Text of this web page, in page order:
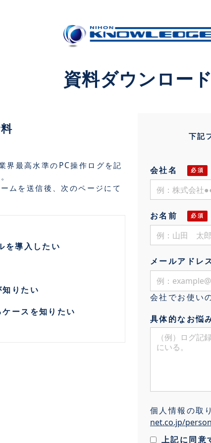
資料ダウンロード
最高水準のPC操作ログを記
ムを送信後、次のページにて
を導入したい
りたい
ースを知りたい
下記
会社名
お名前
メールアドレ
会社でお使い
具体的なお悩
個人情報の取
net.co.jp/
上記に同意